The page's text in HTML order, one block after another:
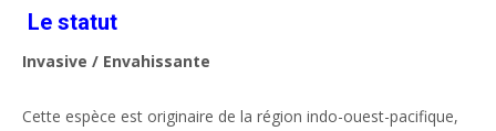
Le statut
Invasive / Envahissante
Cette espèce est originaire de la région indo-ouest-pacifique,